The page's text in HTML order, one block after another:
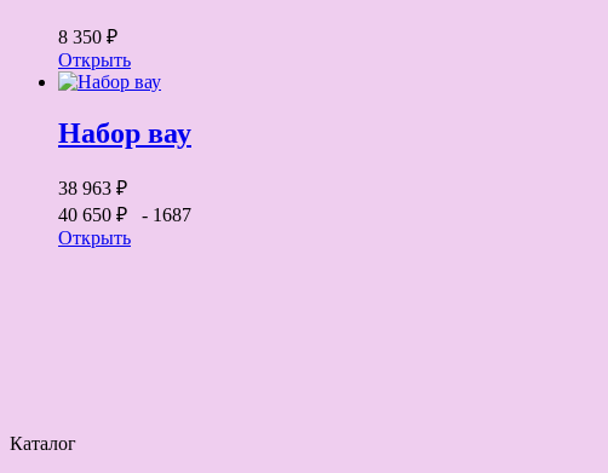
8 350 ₽
Открыть
Набор вау
38 963 ₽
40 650 ₽ - 1687
Открыть
Каталог